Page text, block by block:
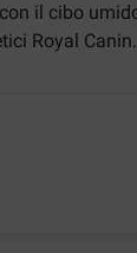
il cibo
Royal Canin.